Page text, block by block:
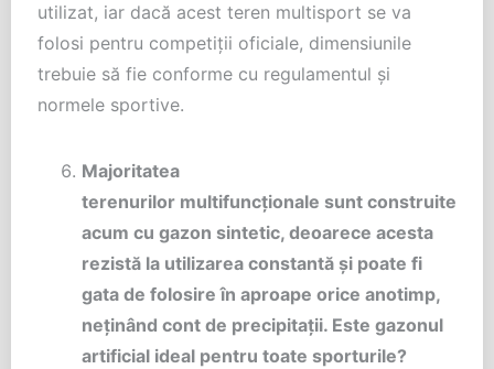
utilizat, iar dacă acest teren multisport se va
folosi pentru competiții oficiale, dimensiunile
trebuie să fie conforme cu regulamentul și
normele sportive.
Majoritatea
terenurilor multifuncționale sunt construite
acum cu gazon sintetic, deoarece acesta
rezistă la utilizarea constantă și poate fi
gata de folosire în aproape orice anotimp,
neținând cont de precipitații. Este gazonul
artificial ideal pentru toate sporturile?